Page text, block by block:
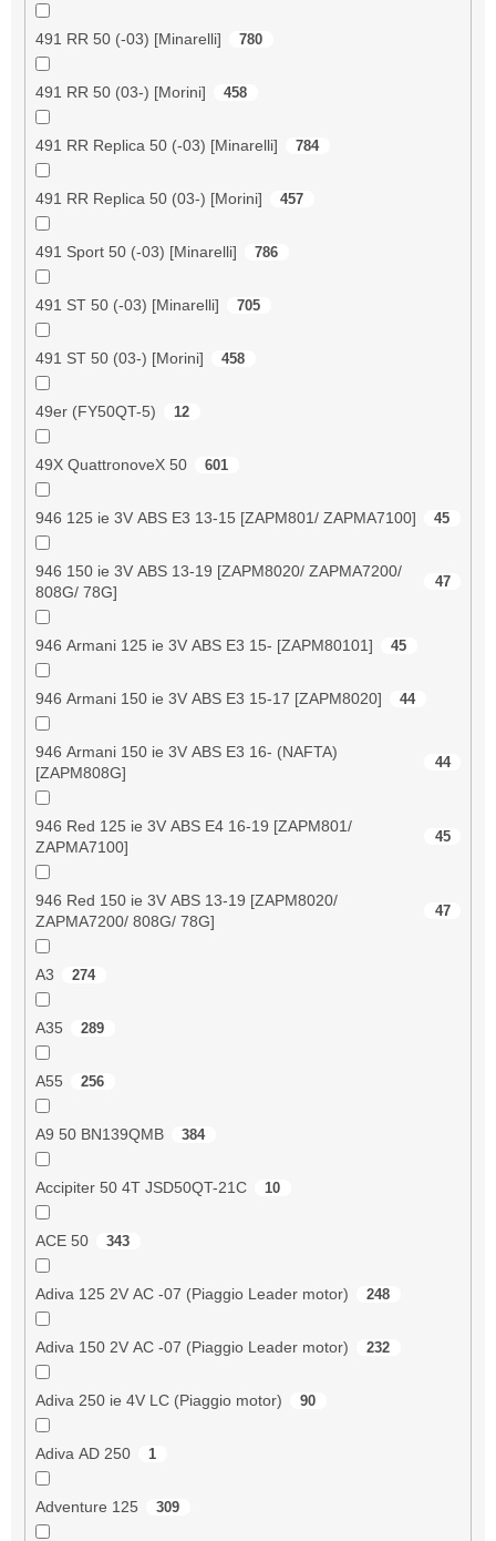
491 RR 50 (-03) [Minarelli] 780
491 RR 50 (03-) [Morini] 458
491 RR Replica 50 (-03) [Minarelli] 784
491 RR Replica 50 (03-) [Morini] 457
491 Sport 50 (-03) [Minarelli] 786
491 ST 50 (-03) [Minarelli] 705
491 ST 50 (03-) [Morini] 458
49er (FY50QT-5) 12
49X QuattronoveX 50 601
946 125 ie 3V ABS E3 13-15 [ZAPM801/ ZAPMA7100] 45
946 150 ie 3V ABS 13-19 [ZAPM8020/ ZAPMA7200/
808G/ 78G]
47
946 Armani 125 ie 3V ABS E3 15- [ZAPM80101] 45
946 Armani 150 ie 3V ABS E3 15-17 [ZAPM8020] 44
946 Armani 150 ie 3V ABS E3 16- (NAFTA)
[ZAPM808G]
44
946 Red 125 ie 3V ABS E4 16-19 [ZAPM801/
ZAPMA7100]
45
946 Red 150 ie 3V ABS 13-19 [ZAPM8020/
ZAPMA7200/ 808G/ 78G]
47
A3 274
A35 289
A55 256
A9 50 BN139QMB 384
Accipiter 50 4T JSD50QT-21C 10
ACE 50 343
Adiva 125 2V AC -07 (Piaggio Leader motor) 248
Adiva 150 2V AC -07 (Piaggio Leader motor) 232
Adiva 250 ie 4V LC (Piaggio motor) 90
Adiva AD 250 1
Adventure 125 309